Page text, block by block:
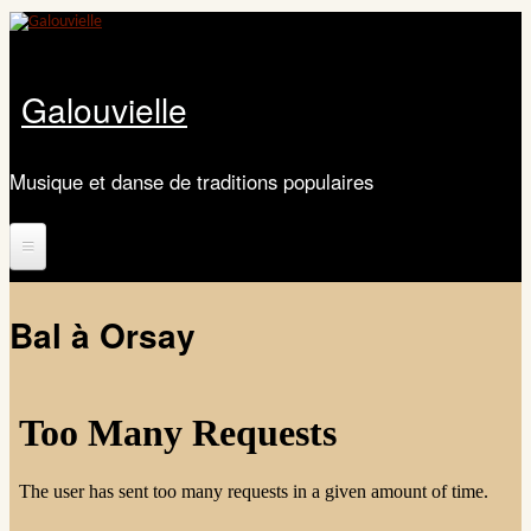
Aller au contenu principal
Galouvielle
Musique et danse de traditions populaires
Présentation
Calendrier
Bal à Orsay